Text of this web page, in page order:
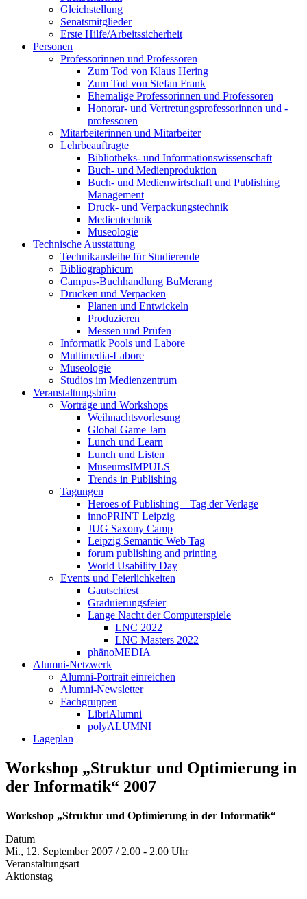
Gleichstellung
Senatsmitglieder
Erste Hilfe/Arbeitssicherheit
Personen
Professorinnen und Professoren
Zum Tod von Klaus Hering
Zum Tod von Stefan Frank
Ehemalige Professorinnen und Professoren
Honorar- und Vertretungsprofessorinnen und -
professoren
Mitarbeiterinnen und Mitarbeiter
Lehrbeauftragte
Bibliotheks- und Informationswissenschaft
Buch- und Medienproduktion
Buch- und Medienwirtschaft und Publishing
Management
Druck- und Verpackungstechnik
Medientechnik
Museologie
Technische Ausstattung
Technikausleihe für Studierende
Bibliographicum
Campus-Buchhandlung BuMerang
Drucken und Verpacken
Planen und Entwickeln
Produzieren
Messen und Prüfen
Informatik Pools und Labore
Multimedia-Labore
Museologie
Studios im Medienzentrum
Veranstaltungsbüro
Vorträge und Workshops
Weihnachtsvorlesung
Global Game Jam
Lunch und Learn
Lunch und Listen
MuseumsIMPULS
Trends in Publishing
Tagungen
Heroes of Publishing – Tag der Verlage
innoPRINT Leipzig
JUG Saxony Camp
Leipzig Semantic Web Tag
forum publishing and printing
World Usability Day
Events und Feierlichkeiten
Gautschfest
Graduierungsfeier
Lange Nacht der Computerspiele
LNC 2022
LNC Masters 2022
phänoMEDIA
Alumni-Netzwerk
Alumni-Portrait einreichen
Alumni-Newsletter
Fachgruppen
LibriAlumni
polyALUMNI
Lageplan
Workshop „Struktur und Optimierung in
der Informatik“ 2007
Workshop „Struktur und Optimierung in der Informatik“
Datum
Mi., 12. September 2007 / 2.00 - 2.00 Uhr
Veranstaltungsart
Aktionstag